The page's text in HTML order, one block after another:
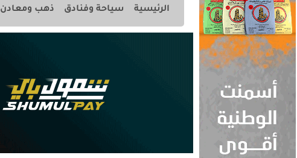
الرئيسية سياحة وفنادق ذهب ومعادن